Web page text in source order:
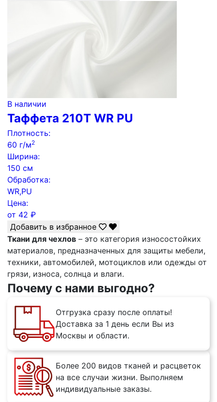
В наличии
Таффета 210T WR PU
Плотность:
60 г/м2
Ширина:
150 см
Обработка:
WR,PU
Цена:
от 42 ₽
Добавить в избранное
Ткани для чехлов – это категория износостойких
материалов, предназначенных для защиты мебели,
техники, автомобилей, мотоциклов или одежды от
грязи, износа, солнца и влаги.
Почему с нами выгодно?
Отгрузка сразу после оплаты!
Доставка за 1 день если Вы из
Москвы и области.
Более 200 видов тканей и расцветок
на все случаи жизни. Выполняем
индивидуальные заказы.